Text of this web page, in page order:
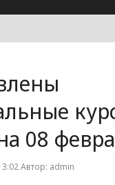
Городские события
08
Автор: admin